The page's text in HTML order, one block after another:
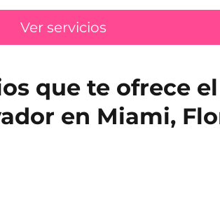
Ver servicios
que te ofrece
en Miami,